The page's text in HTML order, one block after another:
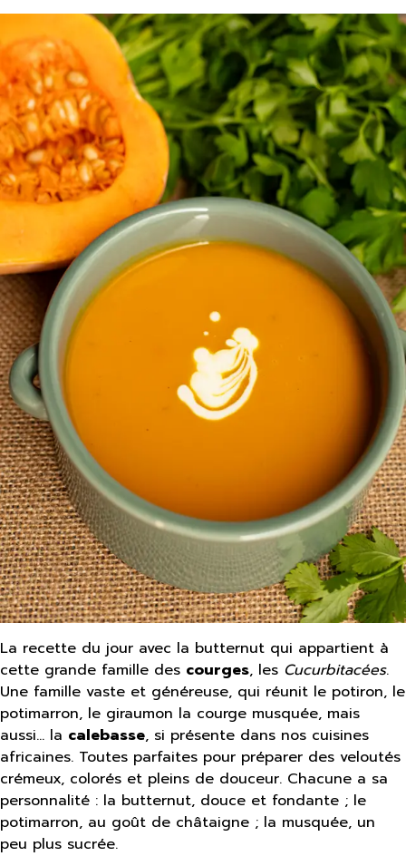
La recette du jour avec la butternut qui appartient à
cette grande famille des courges, les Cucurbitacées.
Une famille vaste et généreuse, qui réunit le potiron, le
potimarron, le giraumon la courge musquée, mais
aussi… la calebasse, si présente dans nos cuisines
africaines. Toutes parfaites pour préparer des veloutés
crémeux, colorés et pleins de douceur. Chacune a sa
personnalité : la butternut, douce et fondante ; le
potimarron, au goût de châtaigne ; la musquée, un
peu plus sucrée.